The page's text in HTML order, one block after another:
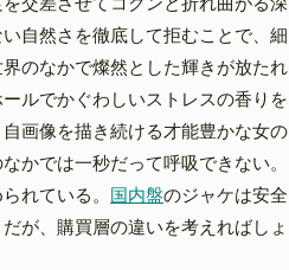
自然さを徹底して拒むことで、細
のなかで燦然とした輝きが放たれ
ルでかぐわしいストレスの香りを
画像を描き続ける才能豊かな女の
かでは一秒だって呼吸できない。
れている。 国内盤のジャケは安全
が、購買層の違いを考えればしょ